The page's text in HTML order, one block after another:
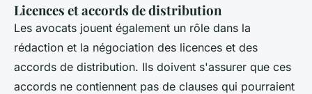
Licences et accords de distribution
Les avocats jouent également un rôle dans la
rédaction et la négociation des licences et des
accords de distribution. Ils doivent s'assurer que ces
accords ne contiennent pas de clauses qui pourraient